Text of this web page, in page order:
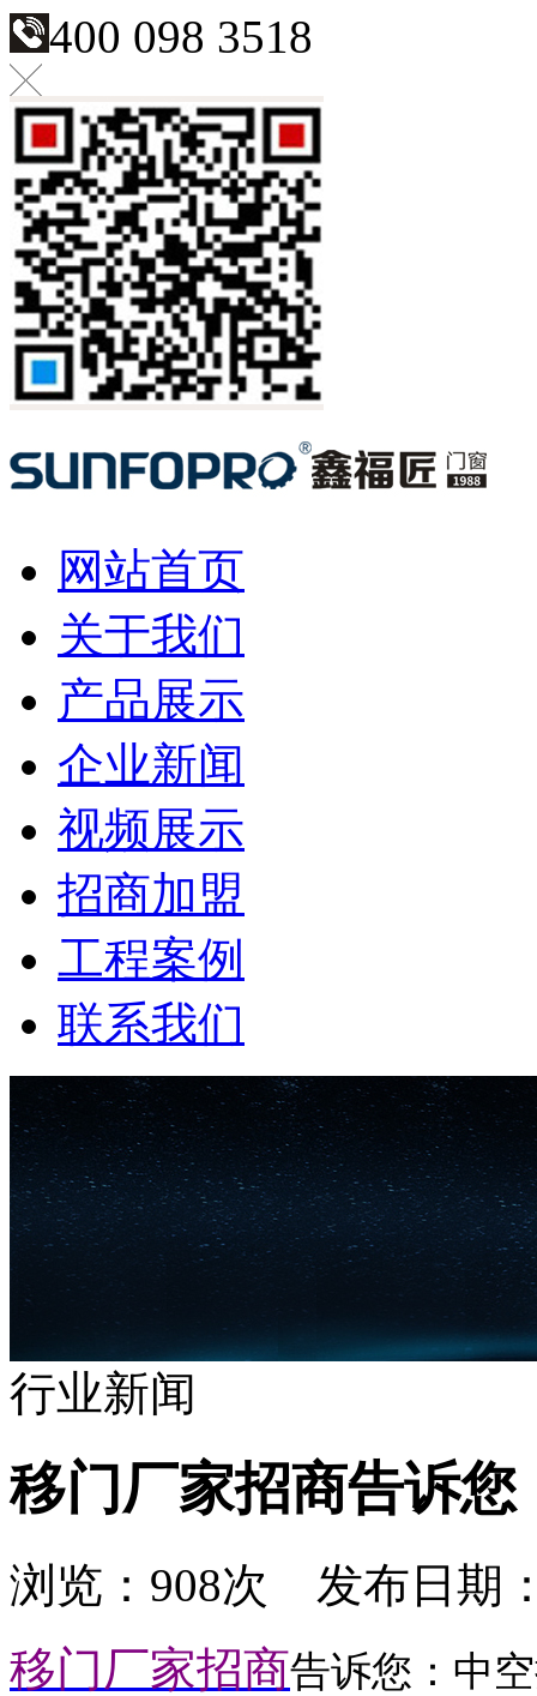
400 098 3518
网站首页
关于我们
产品展示
企业新闻
视频展示
招商加盟
工程案例
联系我们
行业新闻
移门厂家招商告诉
浏览：908次 发布日期
移门厂家招商告诉您：中